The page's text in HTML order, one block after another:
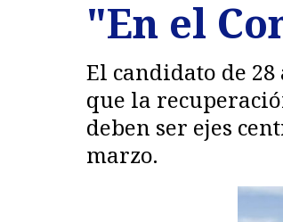
"En el
El candidato de
que la
deben ser ejes
marzo.